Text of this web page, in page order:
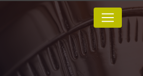
Panneau de gestion des cookies